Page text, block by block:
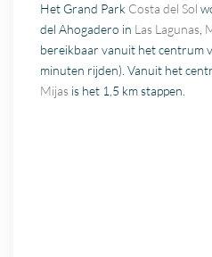
Het Grand Park Costa del Sol
del Ahogadero in Las Lagunas
bereikbaar vanuit het centrum
minuten rijden). Vanuit het
Mijas is het 1,5 km stappen.